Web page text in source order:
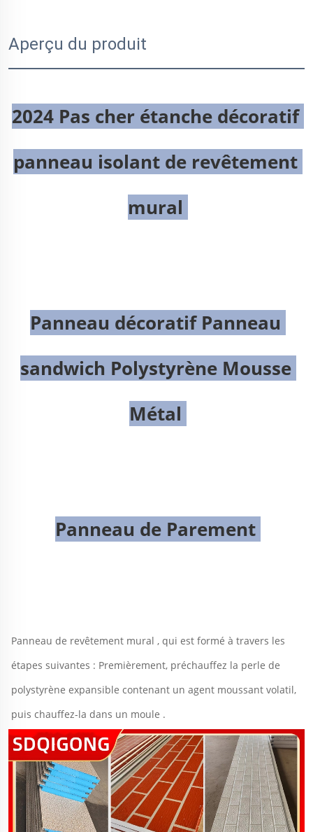
Aperçu du produit
2024 Pas cher étanche décoratif
panneau isolant de revêtement
mural
Panneau décoratif Panneau
sandwich Polystyrène Mousse
Métal
Panneau de Parement
Panneau de revêtement mural , qui est formé à travers les
étapes suivantes : Premièrement, préchauffez la perle de
polystyrène expansible contenant un agent moussant volatil,
puis chauffez-la dans un moule .